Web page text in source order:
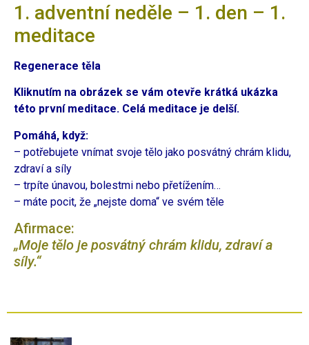
1. adventní neděle – 1. den – 1.
meditace
Regenerace těla
Kliknutím na obrázek se vám otevře krátká ukázka
této první meditace. Celá meditace je delší.
Pomáhá, když:
– potřebujete vnímat svoje tělo jako posvátný chrám klidu,
zdraví a síly
– trpíte únavou, bolestmi nebo přetížením…
– máte pocit, že „nejste doma“ ve svém těle
Afirmace:
„Moje tělo je posvátný chrám klidu, zdraví a
síly.“